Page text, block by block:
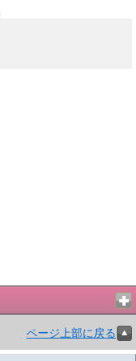
ページ上部に戻る